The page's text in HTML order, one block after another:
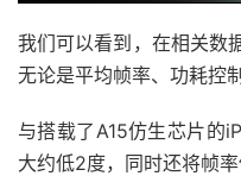
我们可以看到，在相关数
无论是平均帧率、功耗控
与搭载了A15仿生芯片的
大约低2度，同时还将帧率